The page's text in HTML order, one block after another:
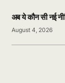
अब ये कौन सी नई
August 4, 2026